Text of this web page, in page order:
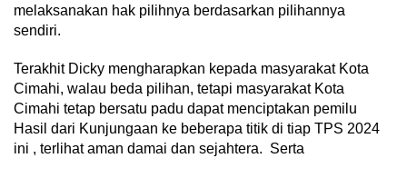
melaksanakan hak pilihnya berdasarkan pilihannya
sendiri.
Terakhit Dicky mengharapkan kepada masyarakat Kota
Cimahi, walau beda pilihan, tetapi masyarakat Kota
Cimahi tetap bersatu padu dapat menciptakan pemilu
Hasil dari Kunjungaan ke beberapa titik di tiap TPS 2024
ini , terlihat aman damai dan sejahtera. Serta